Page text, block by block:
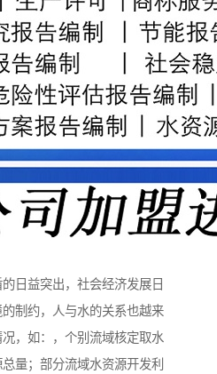
日益突出，社会经济发展日
制约，人与水的关系也越来
，如：，个别流域核定取水
量；部分流域水资源开发利